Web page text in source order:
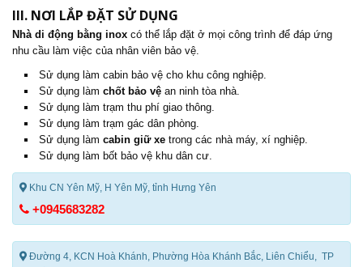
III. NƠI LẮP ĐẶT SỬ DỤNG
Nhà di động bằng inox có thể lắp đặt ở mọi công trình để đáp ứng
nhu cầu làm việc của nhân viên bảo vệ.
Sử dụng làm cabin bảo vệ cho khu công nghiệp.
Sử dụng làm chốt bảo vệ an ninh tòa nhà.
Sử dụng làm trạm thu phí giao thông.
Sử dụng làm trạm gác dân phòng.
Sử dụng làm cabin giữ xe trong các nhà máy, xí nghiệp.
Sử dụng làm bốt bảo vệ khu dân cư.
Khu CN Yên Mỹ, H Yên Mỹ, tỉnh Hưng Yên
+0945683282
Đường 4, KCN Hoà Khánh, Phường Hòa Khánh Bắc, Liên Chiểu, TP